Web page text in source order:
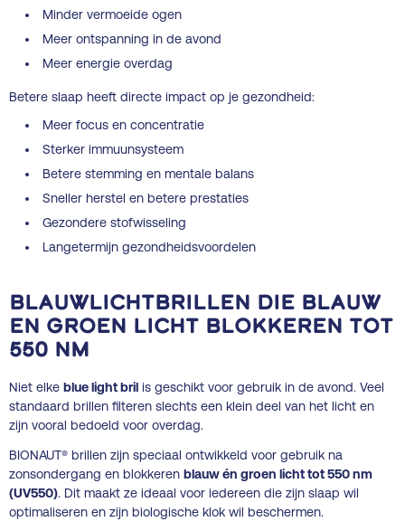
Minder vermoeide ogen
Meer ontspanning in de avond
Meer energie overdag
Betere slaap heeft directe impact op je gezondheid:
Meer focus en concentratie
Sterker immuunsysteem
Betere stemming en mentale balans
Sneller herstel en betere prestaties
Gezondere stofwisseling
Langetermijn gezondheidsvoordelen
Blauwlichtbrillen die blauw
en groen licht blokkeren tot
550 nm
Niet elke blue light bril is geschikt voor gebruik in de avond. Veel
standaard brillen filteren slechts een klein deel van het licht en
zijn vooral bedoeld voor overdag.
BIONAUT® brillen zijn speciaal ontwikkeld voor gebruik na
zonsondergang en blokkeren blauw én groen licht tot 550 nm
(UV550). Dit maakt ze ideaal voor iedereen die zijn slaap wil
optimaliseren en zijn biologische klok wil beschermen.